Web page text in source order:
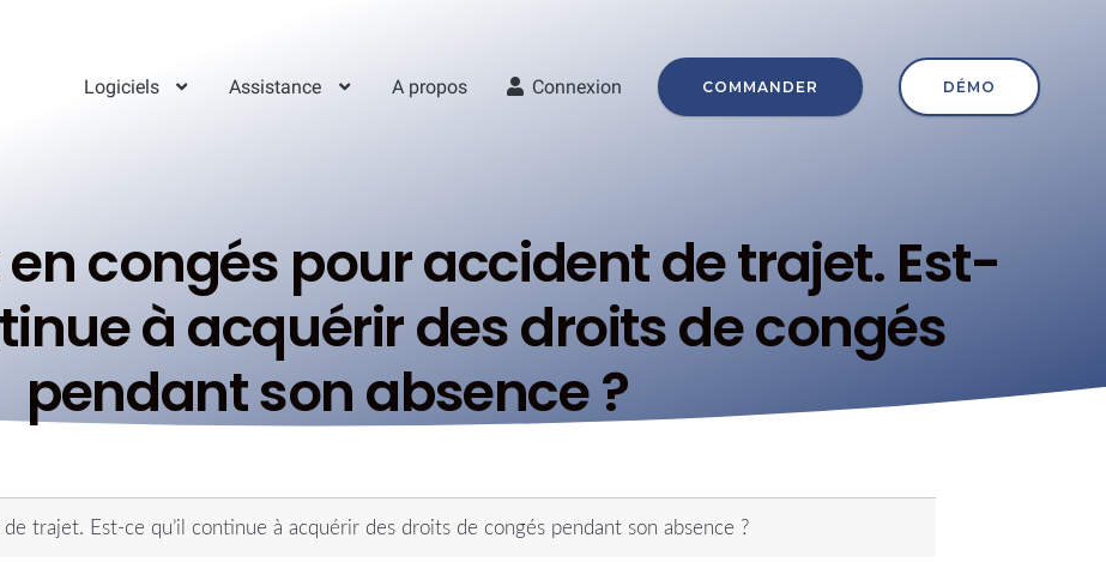
Logiciels Assistance A propos Connexion COMMANDER DÉMO
congés pour accident de trajet. Est-
à acquérir des droits de congés
pendant son absence ?
trajet. Est-ce qu’il continue à acquérir des droits de congés pendant son absence ?